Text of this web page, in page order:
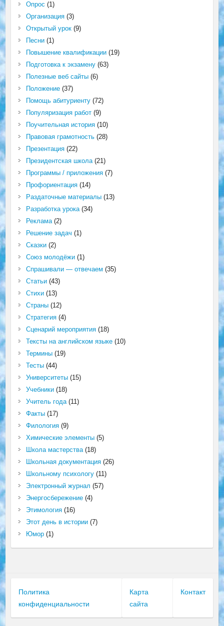
Опрос (1)
Организация(3)
Открытый урок(9)
Песни(1)
Повышение квалификации(19)
Подготовка к экзамену(63)
Полезные веб сайты(6)
Положение(37)
Помощь абитуриенту(72)
Популяризация работ(9)
Поучительная история(10)
Правовая грамотность(28)
Презентация(22)
Президентская школа(21)
Программы / приложения(7)
Профориентация(14)
Раздаточные материалы(13)
Разработка урока(34)
Реклама(2)
Решение задач (1)
Сказки(2)
Союз молодёжи(1)
Спрашивали — отвечаем (35)
Статьи(43)
Стихи(13)
Страны(12)
Стратегия(4)
Сценарий мероприятия(18)
Тексты на английском языке(10)
Термины(19)
Тесты(44)
Университеты(15)
Учебники(18)
Учитель года(11)
Факты(17)
Филология(9)
Химические элементы(5)
Школа мастерства(18)
Школьная документация(26)
Школьному психологу(11)
Электронный журнал (57)
Энергосбережение(4)
Этимология(16)
Этот день в истории(7)
Юмор(1)
Политика
конфиденциальности
Карта
сайта
Контакт